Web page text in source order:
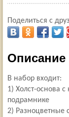
Поделиться с
Описание
В набор входит:
1) Холст-основа
подрамнике
2) Разноцветные